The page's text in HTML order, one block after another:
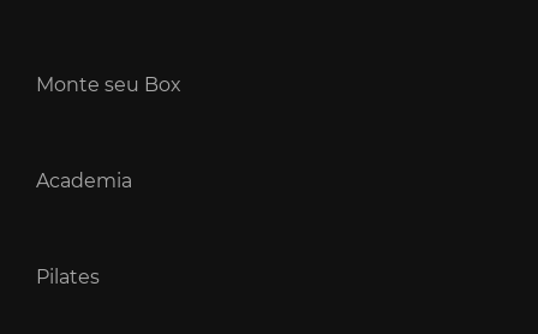
Monte seu Box
Academia
Pilates